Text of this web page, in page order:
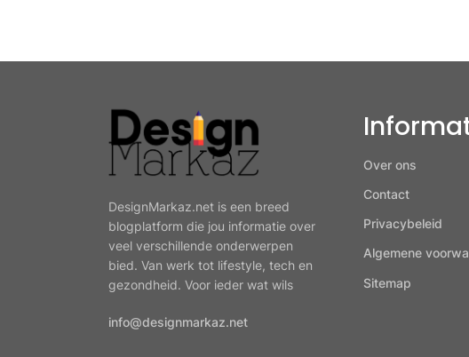
DesignMarkaz.net is een breed
blogplatform die jou informatie over
veel verschillende onderwerpen
bied. Van werk tot lifestyle, tech en
gezondheid. Voor ieder wat wils
info@designmarkaz.net
Over ons
Contact
Privacybeleid
Algemene
Sitemap